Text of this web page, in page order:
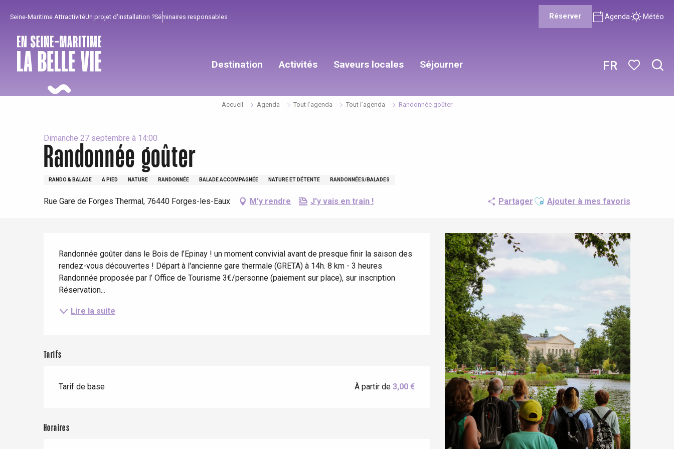
principal
FR
Seine-Maritime AttractivitéUn projet d'installation ?Séminaires responsables Réserver Agenda Météo
Destination
Offranville
Activités
Pour profiter
Tout l'agenda
Avec les enfants
Entre amis
Saveurs locales
Incontournables
Lieux branchés
Séjourner
Bien de chez nous !
Séjours en bord de
Séjours à vélo
Accueil Agenda Tout l’agenda Tout l’agenda Randonnée goûter
Dimanche 27 septembre à 14:00
Randonnée goûter
RANDO & BALADE A PIED NATURE RANDONNÉE BALADE ACCOMPAGNÉE NATURE ET DÉTENTE RANDONNÉES/BALADES
Rue Gare de Forges Thermal, 76440 Forges-les-Eaux M'y rendre J'y vais en train ! Partager Ajouter aux favoris
Ajouter à mes favoris
Randonnée goûter dans le Bois de l’Epinay ! un moment convivial avant de presque finir la saison des
rendez-vous découvertes ! Départ à l'ancienne gare thermale (GRETA) à 14h. 8 km - 3 heures
Randonnée proposée par l’ Office de Tourisme 3€/personne (paiement sur place), sur inscription
Réservation...
Lire la suite
Tarifs
Tarif de base À partir de3,00 €
Horaires